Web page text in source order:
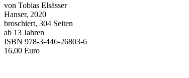
von Tobias Elsässer
Hanser, 2020
broschiert, 304 Seiten
ab 13 Jahren
ISBN 978-3-446-26803-6
16,00 Euro